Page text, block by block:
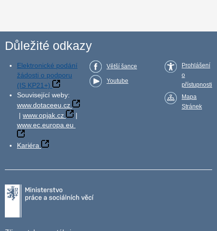
Důležité odkazy
Elektronické podání
žádosti o podporu
(IS KP21+)
Související weby:
www.dotaceeu.cz
| www.opjak.cz
|
www.ec.europa.eu
Kariéra
Větší šance
Youtube
Prohlášení
o
přístupnosti
Mapa
Stránek